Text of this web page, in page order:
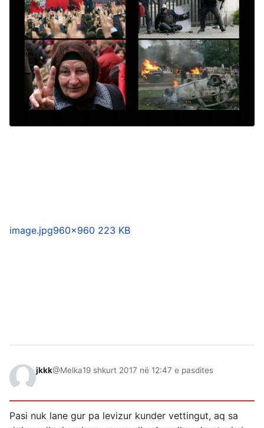
image.jpg960×960 223 KB
jkkk@Melka19 shkurt 2017 në 12:47 e pasdites
Pasi nuk lane gur pa levizur kunder vettingut, aq sa